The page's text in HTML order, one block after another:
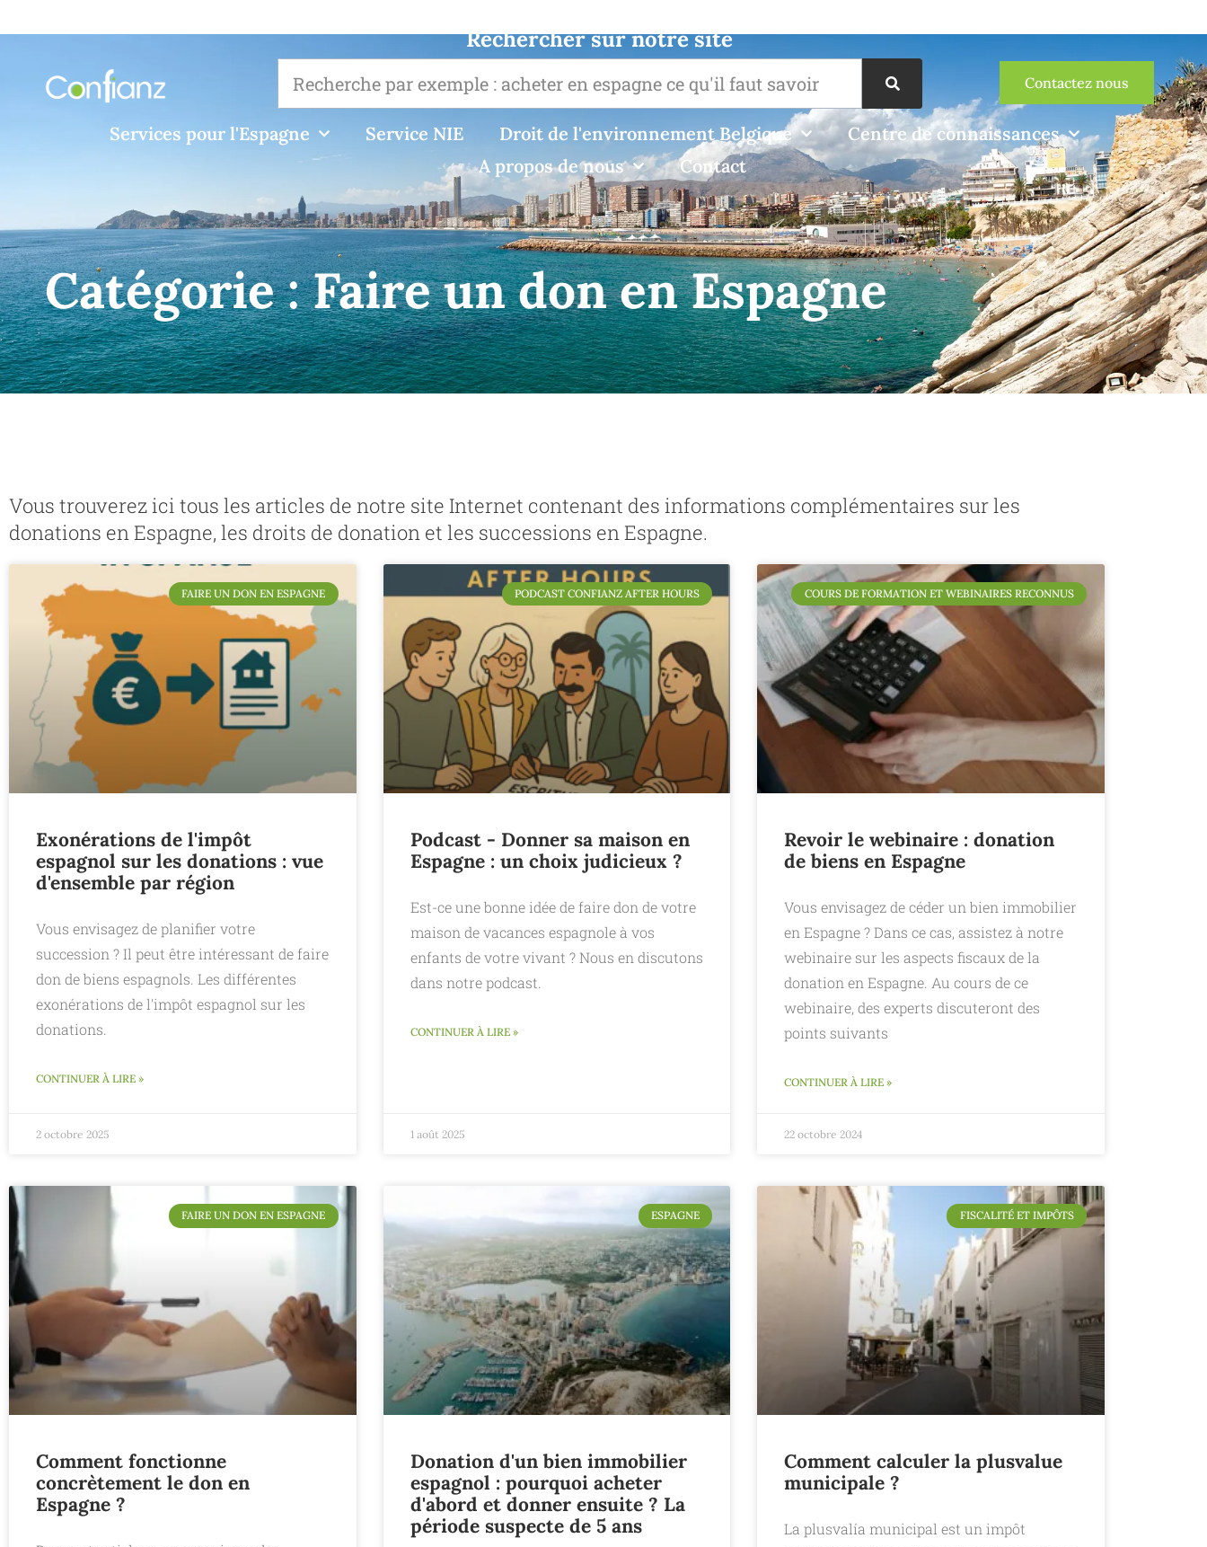
Rechercher sur notre site
Contactez nous
Services pour l'Espagne Service NIE Droit de l'environnement Belgique
Centre de connaissances
A propos de nous
Contact
Catégorie :Faire un don en Espagne
Vous trouverez ici tous les articles de notre site Internet contenant des informations complémentaires sur les
donations en Espagne, les droits de donation et les successions en Espagne.
FAIRE UN DON EN ESPAGNE
Exonérations de l'impôt
espagnol sur les donations : vue
d'ensemble par région
Vous envisagez de planifier votre
succession ? Il peut être intéressant de faire
don de biens espagnols. Les différentes
exonérations de l'impôt espagnol sur les
donations.
CONTINUER À LIRE »
2 octobre 2025
PODCAST CONFIANZ AFTER HOURS
Podcast - Donner sa maison en
Espagne : un choix judicieux ?
Est-ce une bonne idée de faire don de votre
maison de vacances espagnole à vos
enfants de votre vivant ? Nous en discutons
dans notre podcast.
CONTINUER À LIRE »
1 août 2025
COURS DE FORMATION ET WEBINAIRES RECONNUS
Revoir le webinaire : donation
de biens en Espagne
Vous envisagez de céder un bien immobilier
en Espagne ? Dans ce cas, assistez à notre
webinaire sur les aspects fiscaux de la
donation en Espagne. Au cours de ce
webinaire, des experts discuteront des
points suivants
CONTINUER À LIRE »
22 octobre 2024
FAIRE UN DON EN ESPAGNE
Comment fonctionne
concrètement le don en
Espagne ?
ESPAGNE
Donation d'un bien immobilier
espagnol : pourquoi acheter
d'abord et donner ensuite ? La
période suspecte de 5 ans
FISCALITÉ ET IMPÔTS
Comment calculer la plusvalue
municipale ?
La plusvalía municipal est un impôt